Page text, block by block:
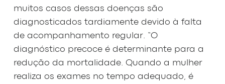
muitos casos dessas doenças são
diagnosticados tardiamente devido à falta
de acompanhamento regular. “O
diagnóstico precoce é determinante para a
redução da mortalidade. Quando a mulher
realiza os exames no tempo adequado, é